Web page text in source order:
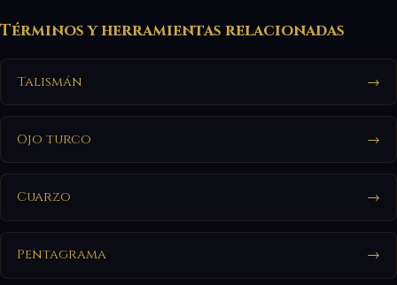
Términos y herramientas relacionadas
Talismán →
Ojo turco →
Cuarzo →
Pentagrama →